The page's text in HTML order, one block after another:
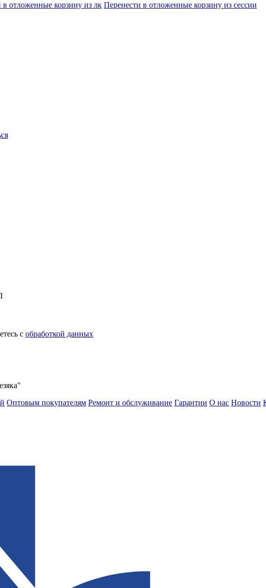
в отложенные корзину из лк Перенести в отложенные корзину из сессии
с обработкой данных
Оптовым покупателям Ремонт и обслуживание Гарантии О нас Новости